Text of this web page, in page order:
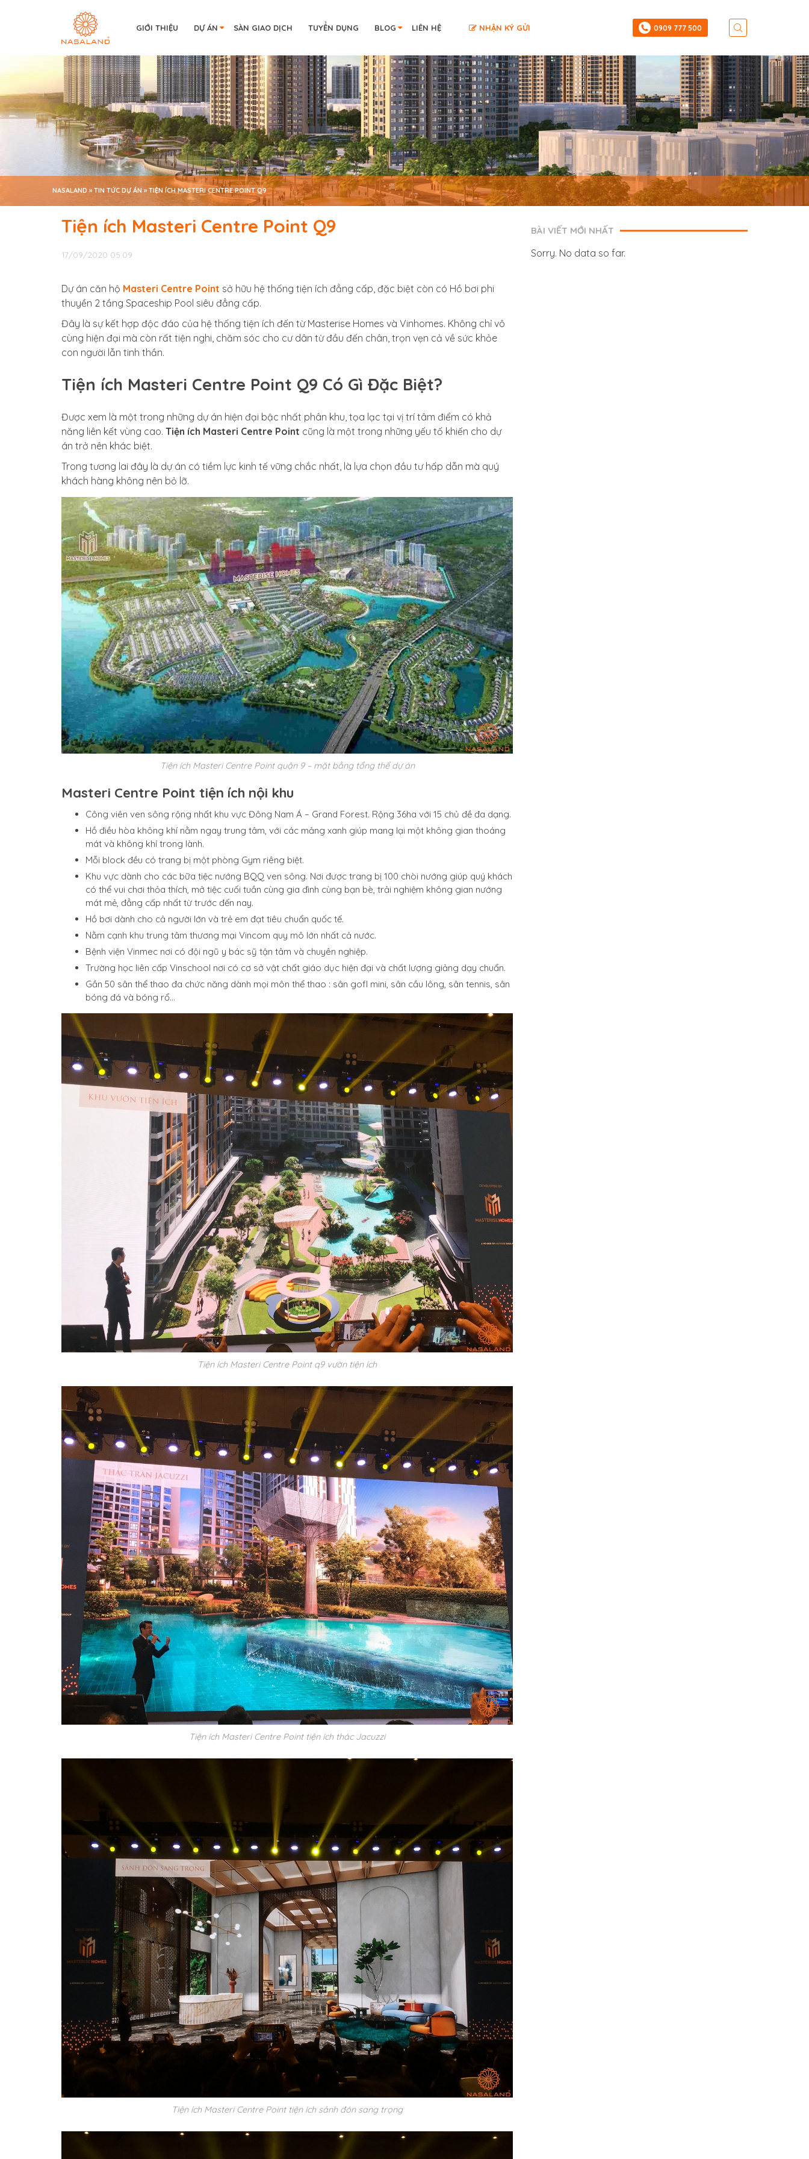
GIỚI THIỆU DỰ ÁN SÀN GIAO DỊCH TUYỂN DỤNG BLOG LIÊN HỆ NHẬN KÝ GỬI ‎0909 777 500
NASALAND »TIN TỨC DỰ ÁN »TIỆN ÍCH MASTERI CENTRE POINT Q9
Tiện ích Masteri Centre Point Q9
17/09/2020 05:09
Dự án căn hộ Masteri Centre Point sở hữu hệ thống tiện ích đẳng cấp, đặc biệt còn có Hồ bơi phi
thuyền 2 tầng Spaceship Pool siêu đẳng cấp.
Đây là sự kết hợp độc đáo của hệ thống tiện ích đến từ Masterise Homes và Vinhomes. Không chỉ vô
cùng hiện đại mà còn rất tiện nghi, chăm sóc cho cư dân từ đầu đến chân, trọn vẹn cả về sức khỏe
con người lẫn tinh thần.
Tiện ích Masteri Centre Point Q9 Có Gì Đặc Biệt?
Được xem là một trong những dự án hiện đại bậc nhất phân khu, tọa lạc tại vị trí tâm điểm có khả
năng liên kết vùng cao. Tiện ích Masteri Centre Point cũng là một trong những yếu tố khiến cho dự
án trở nên khác biệt.
Trong tương lai đây là dự án có tiềm lực kinh tế vững chắc nhất, là lựa chọn đầu tư hấp dẫn mà quý
khách hàng không nên bỏ lỡ.
Tiện ích Masteri Centre Point quận 9 – mặt bằng tổng thể dự án
Masteri Centre Point tiện ích nội khu
Công viên ven sông rộng nhất khu vực Đông Nam Á – Grand Forest. Rộng 36ha với 15 chủ đề đa dạng.
Hồ điều hòa không khí nằm ngay trung tâm, với các mảng xanh giúp mang lại một không gian thoáng
mát và không khí trong lành.
Mỗi block đều có trang bị một phòng Gym riêng biệt.
Khu vực dành cho các bữa tiệc nướng BQQ ven sông. Nơi được trang bị 100 chòi nướng giúp quý khách
có thể vui chơi thỏa thích, mở tiệc cuối tuần cùng gia đình cùng bạn bè, trải nghiệm không gian nướng
mát mẻ, đẳng cấp nhất từ trước đến nay.
Hồ bơi dành cho cả người lớn và trẻ em đạt tiêu chuẩn quốc tế.
Nằm cạnh khu trung tâm thương mại Vincom quy mô lớn nhất cả nước.
Bệnh viện Vinmec nơi có đội ngũ y bác sỹ tận tâm và chuyên nghiệp.
Trường học liên cấp Vinschool nơi có cơ sở vật chất giáo dục hiện đại và chất lượng giảng dạy chuẩn.
Gần 50 sân thể thao đa chức năng dành mọi môn thể thao : sân gofl mini, sân cầu lông, sân tennis, sân
bóng đá và bóng rổ…
Tiện ích Masteri Centre Point q9 vườn tiện ích
Tiện ích Masteri Centre Point tiện ích thác Jacuzzi
Tiện ích Masteri Centre Point tiện ích sảnh đón sang trọng
BÀI VIẾT MỚI NHẤT
Sorry. No data so far.